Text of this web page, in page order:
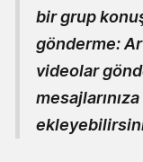
bir grup
gönderme:
videolar